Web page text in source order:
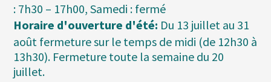
: 7h30 – 17h00, Samedi : fermé
Horaire d'ouverture d'été: Du 13 juillet au 31
août fermeture sur le temps de midi (de 12h30 à
13h30). Fermeture toute la semaine du 20
juillet.